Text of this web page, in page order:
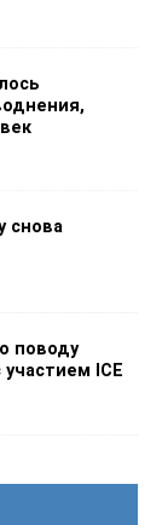
снова
поводу
ICE